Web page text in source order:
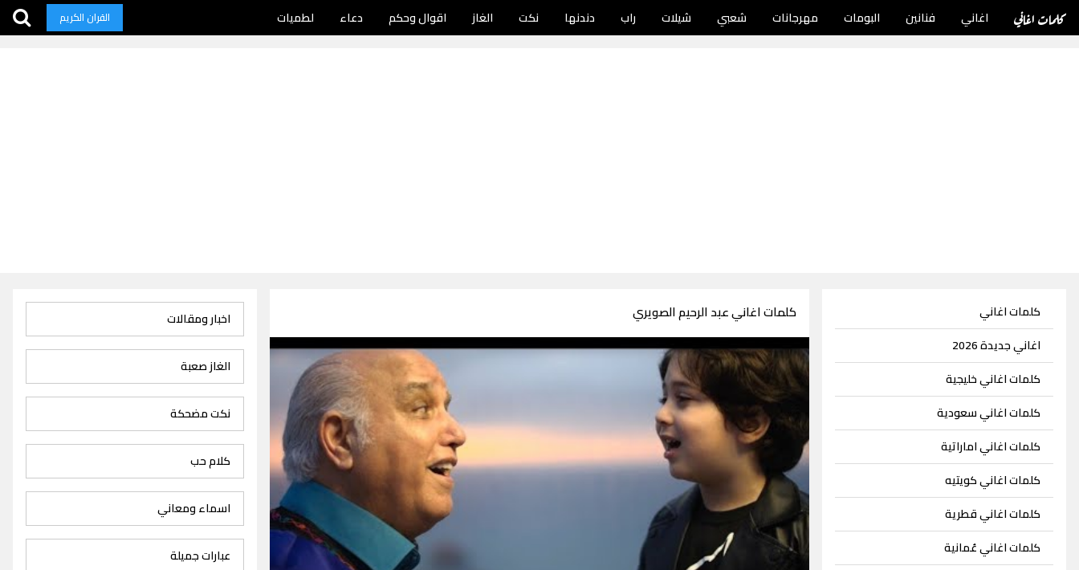
كلمات اغاني اغاني فنانين البومات مهرجانات شعبي شيلات راب دندنها نكت الغاز اقوال وحكم دعاء لطميات القران الكريم
كلمات اغاني
اغاني جديدة 2026
كلمات اغاني خليجية
كلمات اغاني سعودية
كلمات اغاني اماراتية
كلمات اغاني كويتيه
كلمات اغاني قطرية
كلمات اغاني عُمانية
كلمات اغاني عبد الرحيم الصويري اخبار ومقالات
الغاز صعبة
نكت مضحكة
كلام حب
اسماء ومعاني
عبارات جميلة